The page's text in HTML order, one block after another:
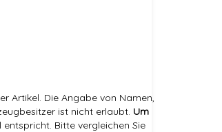
Artikel. Die Angabe von Namen,
ist nicht erlaubt. Um
Bitte vergleichen Sie